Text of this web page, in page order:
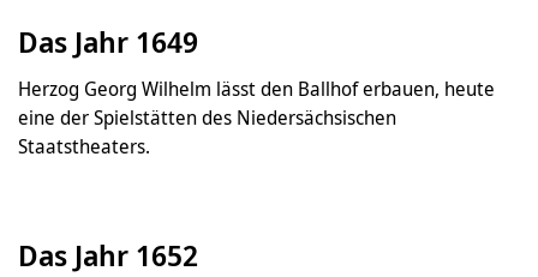
Das Jahr 1649
Herzog Georg Wilhelm lässt den Ballhof erbauen, heute
eine der Spielstätten des Niedersächsischen
Staatstheaters.
Das Jahr 1652